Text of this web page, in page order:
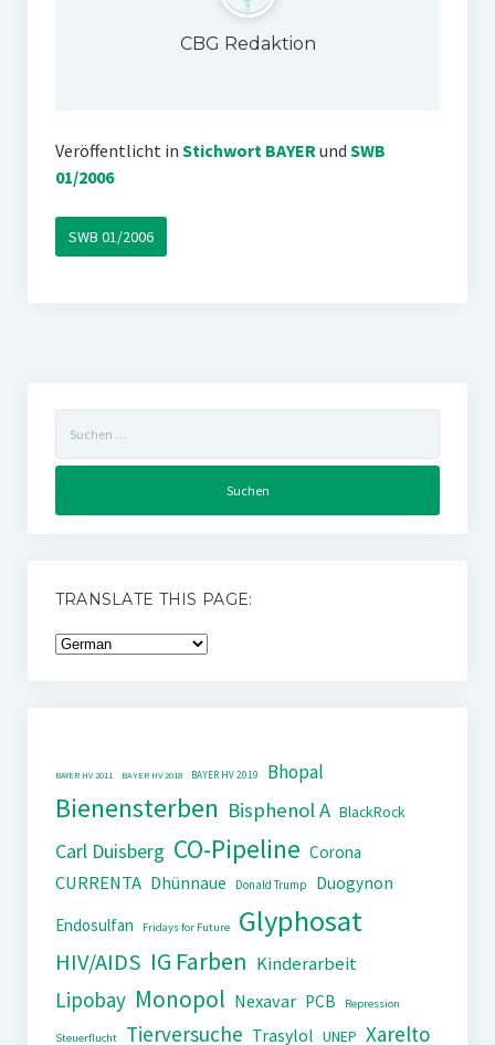
CBG Redaktion
Veröffentlicht in Stichwort BAYERund SWB
01/2006
SWB 01/2006
nach:
TRANSLATE THIS PAGE:
BAYER HV 2011 BAYER HV 2018 BAYER HV 2019 Bhopal
Bienensterben Bisphenol A BlackRock
Carl Duisberg CO-Pipeline Corona
CURRENTA Dhünnaue Donald Trump
Duogynon
Endosulfan
Fridays for Future Glyphosat
HIV/AIDS IG Farben Kinderarbeit
Lipobay Monopol Nexavar PCB Repression
Steuerflucht Tierversuche Trasylol UNEP Xarelto